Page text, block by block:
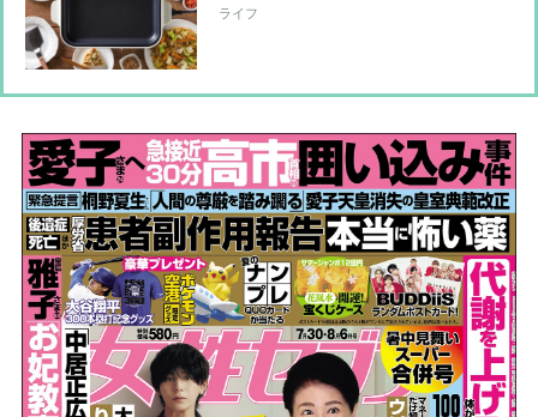
卓上調理家電の最新事情を家電ライタ
ライフ